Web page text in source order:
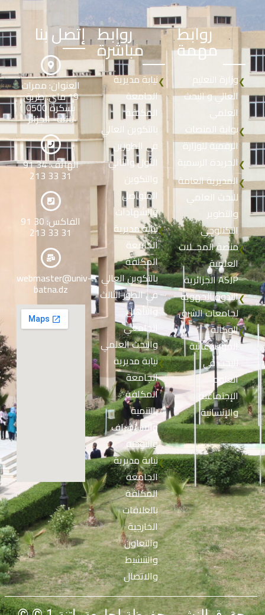
روابط
مهمة
❮وزارة التعليم
العالي و البحث
العلمي
❮بوابة المنصات
الرقمية للوزارة
❮الجريدة الرسمية
❮المديرية العامة
للبحث العلمي
والتطوير
التكنلوجي
❮منصة المجــلات
العلمية
الجزائرية ASJP
❮الندوة الجهوية
لجامعات الشرق
❮الوكالة
الموضوعاتية
للبحث في
العلوم
الإجتماعية
والإنسانية
روابط
مباشرة
❮نيابة مديرية
الجامعة
المكلفة
بالتكوين العالي
في الطورين
الأول والثاني
والتكوين
المتواصل
والشهادات
❮نيابة مديرية
الجامعة
المكلفة
بالتكوين العالي
في الطور الثالث
والتأهيل
الجامعي
والبحث العلمي
❮نيابة مديرية
الجامعة
المكلفة
بالتنمية
والاستشراف
والتوجيه
❮نيابة مديرية
الجامعة
المكلفة
بالعلاقات
الخارجية
والتعاون
والتنشيط
والاتصال
إتصل بنا
العنوان: ممرات
19 ماي. طريق
بسكرة 0500
باتنة- الجزائر
الهاتف: 34 91
31 33 213
الفاكس: 30 91
31 33 213
webmaster@univ-
batna.dz